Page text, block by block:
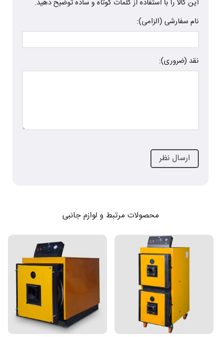
این کالا را با استفاده از کلمات کوتاه و ساده توضیح دهید.
نام سفارشی (الزامی):
نقد (ضروری):
محصولات مرتبط و لوازم جانبی